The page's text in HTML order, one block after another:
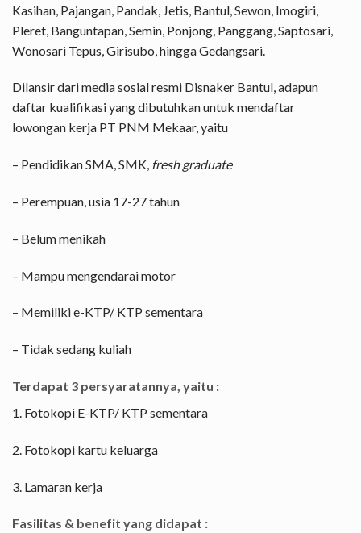
Kasihan, Pajangan, Pandak, Jetis, Bantul, Sewon, Imogiri,
Pleret, Banguntapan, Semin, Ponjong, Panggang, Saptosari,
Wonosari Tepus, Girisubo, hingga Gedangsari.
Dilansir dari media sosial resmi Disnaker Bantul, adapun
daftar kualifikasi yang dibutuhkan untuk mendaftar
lowongan kerja PT PNM Mekaar, yaitu
– Pendidikan SMA, SMK, fresh graduate
– Perempuan, usia 17-27 tahun
– Belum menikah
– Mampu mengendarai motor
– Memiliki e-KTP/ KTP sementara
– Tidak sedang kuliah
Terdapat 3 persyaratannya, yaitu :
1. Fotokopi E-KTP/ KTP sementara
2. Fotokopi kartu keluarga
3. Lamaran kerja
Fasilitas & benefit yang didapat :